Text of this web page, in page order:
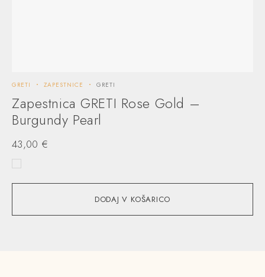
DODAJ V KOŠARICO
GRETI ZAPESTNICE GRETI
Zapestnica GRETI Rose Gold –
Burgundy Pearl
43,00 €